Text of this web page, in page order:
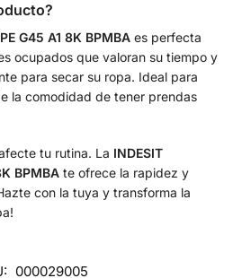
G45 A1 8K BPMBA es perfecta
ocupados que valoran su tiempo y
para secar su ropa. Ideal para
la comodidad de tener prendas
tu rutina. La INDESIT
BPMBA te ofrece la rapidez y
con la tuya y transforma la
000029005